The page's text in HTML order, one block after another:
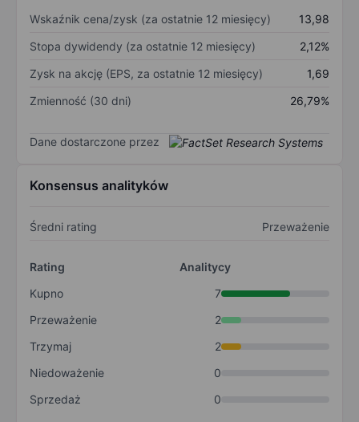
Wskaźnik cena/zysk (za ostatnie 12 miesięcy)
13,98
Stopa dywidendy (za ostatnie 12 miesięcy)
2,12%
Zysk na akcję (EPS, za ostatnie 12 miesięcy)
1,69
Zmienność (30 dni)
26,79%
Dane dostarczone przez
Konsensus analityków
Średni rating Przeważenie
Rating
Analitycy
Kupno
7
Przeważenie
2
Trzymaj
2
Niedoważenie
0
Sprzedaż
0